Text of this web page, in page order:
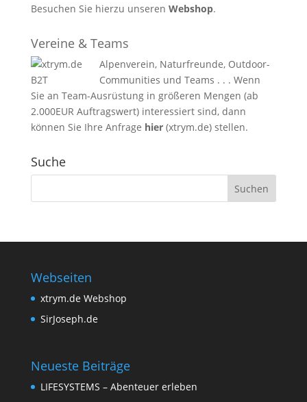
Besuchen Sie hierzu unseren Webshop.
Vereine & Teams
Alpenverein, Naturfreunde, Outdoor-
Communities und Teams . . . Wenn
Sie an Team-Ausrüstung in größeren Mengen (ab
2.000EUR Auftragswert) interessiert sind, dann
können Sie Ihre Anfrage hier(xtrym.de) stellen.
Suche
Webseiten
xtrym.de Webshop
SirJoseph.de
Neueste Beiträge
LIFESYSTEMS – Abenteuer erleben